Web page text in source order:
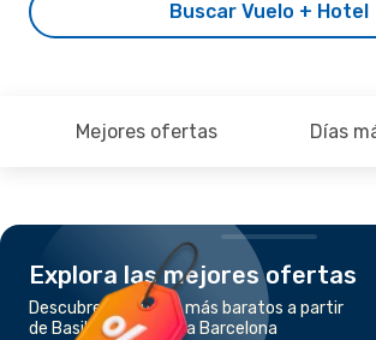
Buscar Vuelo + Hotel
Mejores ofertas Días
Explora las mejores ofertas
Descubre los vuelos más baratos a partir
de Basilea Mulhouse a Barcelona